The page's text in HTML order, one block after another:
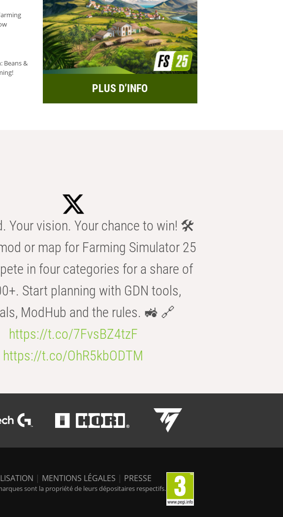
Beans &
PLUS D’INFO
Your vision. Your chance to win! 🛠️
or map for Farming Simulator 25
in four categories for a share of
Start planning with GDN tools,
ModHub and the rules. 🚜 🔗
https://t.co/7FvsBZ4tzF
https://t.co/OhR5kbODTM
| MENTIONS LÉGALES | PRESSE
sont la propriété de leurs dépositaires respectifs.